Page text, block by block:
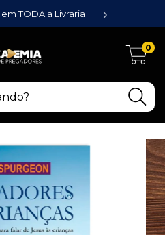
0
TODA a Livraria ›